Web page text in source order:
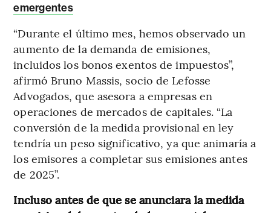
emergentes
“Durante el último mes, hemos observado un
aumento de la demanda de emisiones,
incluidos los bonos exentos de impuestos”,
afirmó Bruno Massis, socio de Lefosse
Advogados, que asesora a empresas en
operaciones de mercados de capitales. “La
conversión de la medida provisional en ley
tendría un peso significativo, ya que animaría a
los emisores a completar sus emisiones antes
de 2025”.
Incluso antes de que se anunciara la medida